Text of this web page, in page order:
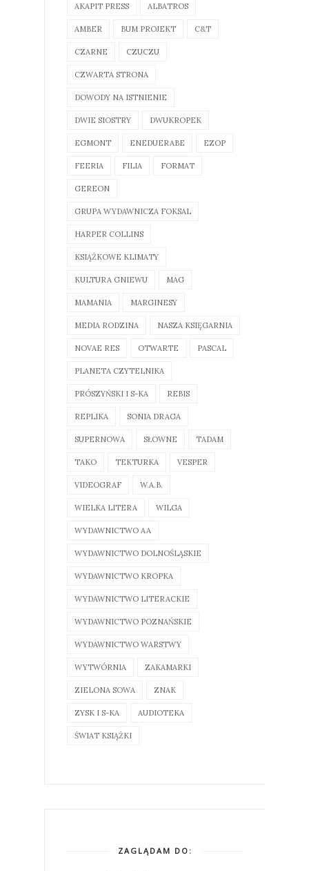
AKAPIT PRESS ALBATROS
AMBER BUM PROJEKT C&T
CZARNE CZUCZU
CZWARTA STRONA
DOWODY NA ISTNIENIE
DWIE SIOSTRY DWUKROPEK
EGMONT ENEDUERABE EZOP
FEERIA FILIA FORMAT
GEREON
GRUPA WYDAWNICZA FOKSAL
HARPER COLLINS
KSIĄŻKOWE KLIMATY
KULTURA GNIEWU MAG
MAMANIA MARGINESY
MEDIA RODZINA NASZA KSIĘGARNIA
NOVAE RES OTWARTE PASCAL
PLANETA CZYTELNIKA
PRÓSZYŃSKI I S-KA REBIS
REPLIKA SONIA DRAGA
SUPERNOWA SŁOWNE TADAM
TAKO TEKTURKA VESPER
VIDEOGRAF W.A.B.
WIELKA LITERA WILGA
WYDAWNICTWO AA
WYDAWNICTWO DOLNOŚLĄSKIE
WYDAWNICTWO KROPKA
WYDAWNICTWO LITERACKIE
WYDAWNICTWO POZNAŃSKIE
WYDAWNICTWO WARSTWY
WYTWÓRNIA ZAKAMARKI
ZIELONA SOWA ZNAK
ZYSK I S-KA AUDIOTEKA
ŚWIAT KSIĄŻKI
ZAGLĄDAM DO: